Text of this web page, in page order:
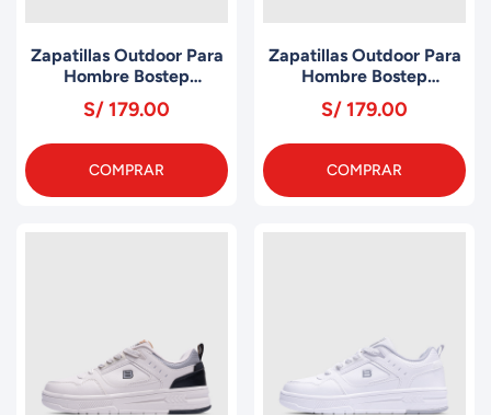
Zapatillas Outdoor Para
Hombre Bostep
MAJESTY B023M4
S/ 179.00
COMPRAR
Zapatillas Outdoor Para
Hombre Bostep
MAJESTY B023M3
S/ 179.00
COMPRAR